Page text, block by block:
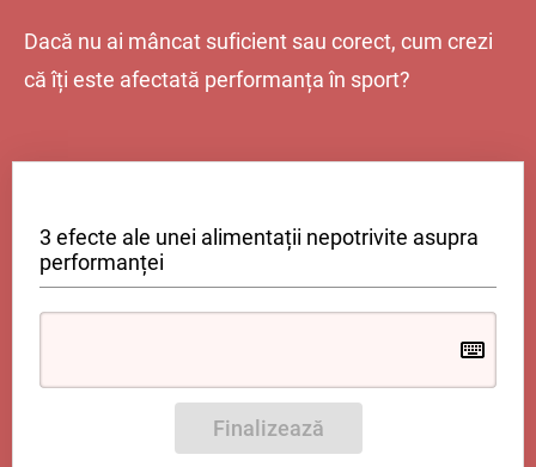
Dacă nu ai mâncat suficient sau corect, cum crezi
că îți este afectată performanța în sport?
3 efecte ale unei alimentații nepotrivite asupra
performanței
Finalizează